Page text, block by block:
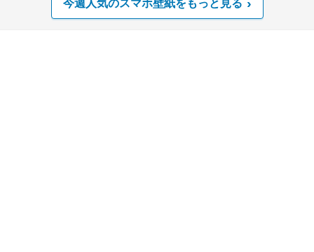
今週人気のスマホ壁紙をもっと見る